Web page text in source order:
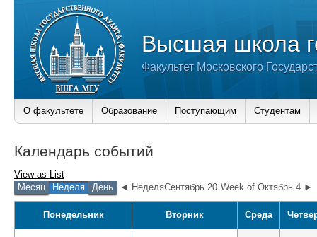
Высшая школа
Факультет Московского
О факультете Образование Поступающим Студентам
Календарь событий
View as List
Месяц
Неделя День ◄ НеделяСентябрь 20 Week of Октябрь 4 ►
Понедельник Вторник Среда